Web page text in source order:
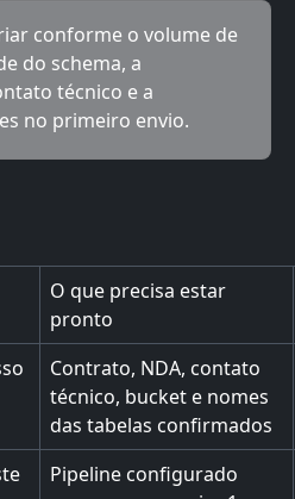
conforme o volume de
do schema, a
técnico e a
no primeiro envio.
O que precisa estar
pronto
Contrato, NDA, contato
técnico, bucket e nomes
das tabelas confirmados
Pipeline configurado